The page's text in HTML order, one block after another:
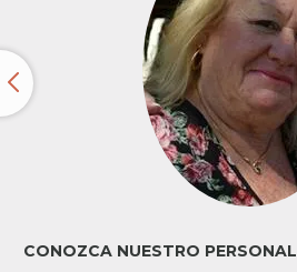
CONOZCA NUESTRO PERSONAL